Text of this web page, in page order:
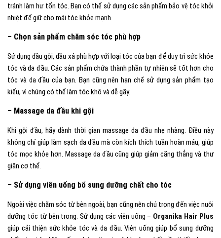
tránh làm hư tổn tóc. Bạn có thể sử dụng các sản phẩm bảo vệ tóc khỏi
nhiệt để giữ cho mái tóc khỏe mạnh.
– Chọn sản phẩm chăm sóc tóc phù hợp
Sử dụng dầu gội, dầu xả phù hợp với loại tóc của bạn để duy trì sức khỏe
tóc và da đầu. Các sản phẩm chứa thành phần tự nhiên sẽ tốt hơn cho
tóc và da đầu của bạn. Bạn cũng nên hạn chế sử dụng sản phẩm tạo
kiểu, vì chúng có thể làm tóc khô và dễ gãy.
– Massage da đầu khi gội
Khi gội đầu, hãy dành thời gian massage da đầu nhẹ nhàng. Điều này
không chỉ giúp làm sạch da đầu mà còn kích thích tuần hoàn máu, giúp
tóc mọc khỏe hơn. Massage da đầu cũng giúp giảm căng thẳng và thư
giãn cơ thể.
– Sử dụng viên uống bổ sung dưỡng chất cho tóc
Ngoài việc chăm sóc từ bên ngoài, bạn cũng nên chú trọng đến việc nuôi
dưỡng tóc từ bên trong. Sử dụng các viên uống – Organika Hair Plus
giúp cải thiện sức khỏe tóc và da đầu. Viên uống giúp bổ sung dưỡng